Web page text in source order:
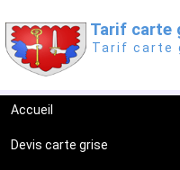
Tarif carte
Tarif carte
Accueil
Devis carte grise